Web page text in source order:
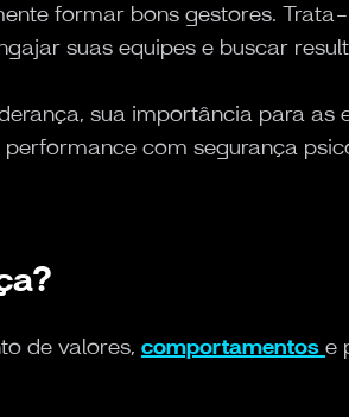
formar bons gestores.
suas equipes e buscar
sua importância para
com segurança
de valores, comportamentos e